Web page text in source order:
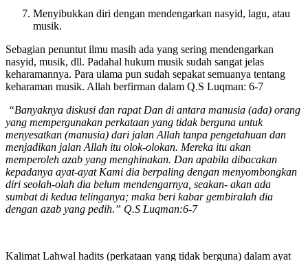
Menyibukkan diri dengan mendengarkan nasyid, lagu, atau
Sebagian penuntut ilmu masih ada yang sering mendengarkan
nasyid, musik, dll. Padahal hukum musik sudah sangat jelas
keharamannya. Para ulama pun sudah sepakat semuanya tentang
“Banyaknya diskusi dan rapat Dan di antara manusia (ada) orang
yang mempergunakan perkataan yang tidak berguna untuk
menyesatkan (manusia) dari jalan Allah tanpa pengetahuan dan
menjadikan jalan Allah itu olok-olokan. Mereka itu akan
memperoleh azab yang menghinakan. Dan apabila dibacakan
kepadanya ayat-ayat Kami dia berpaling dengan menyombongkan
diri seolah-olah dia belum mendengarnya, seakan- akan ada
sumbat di kedua telinganya; maka beri kabar gembiralah dia